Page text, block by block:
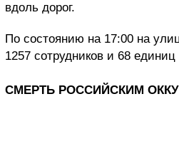
вдоль дорог.
По состоянию на 17:00 на
1257 сотрудников и 68 единиц
СМЕРТЬ РОССИЙСКИМ